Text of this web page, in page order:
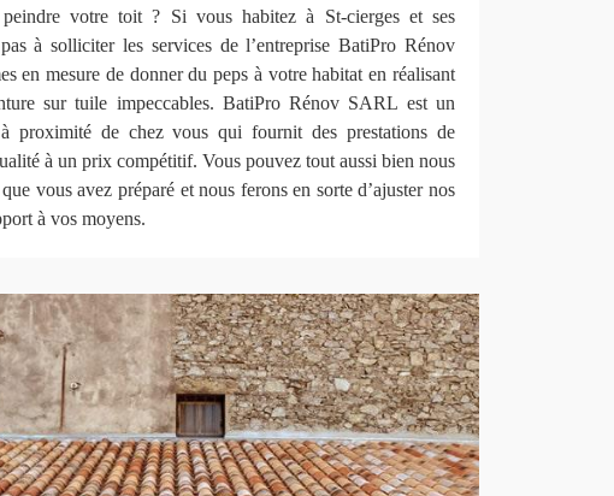
votre toit ? Si vous habitez à St-cierges et ses
à solliciter les services de l’entreprise BatiPro Rénov
en mesure de donner du peps à votre habitat en réalisant
sur tuile impeccables. BatiPro Rénov SARL est un
proximité de chez vous qui fournit des prestations de
à un prix compétitif. Vous pouvez tout aussi bien nous
vous avez préparé et nous ferons en sorte d’ajuster nos
à vos moyens.